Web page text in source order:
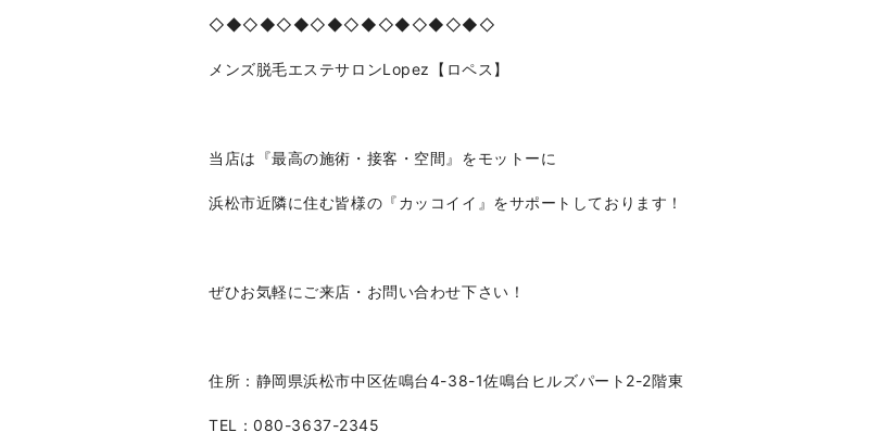
◇◆◇◆◇◆◇◆◇◆◇◆◇◆◇◆◇
メンズ脱毛エステサロンLopez 【ロペス】
当店は『最高の施術・接客・空間』をモットーに
浜松市近隣に住む皆様の『カッコイイ』をサポートしております！
ぜひお気軽にご来店・お問い合わせ下さい！
住所：静岡県浜松市中区佐鳴台4-38-1佐鳴台ヒルズパート 2-2階東
TEL ：080-3637-2345